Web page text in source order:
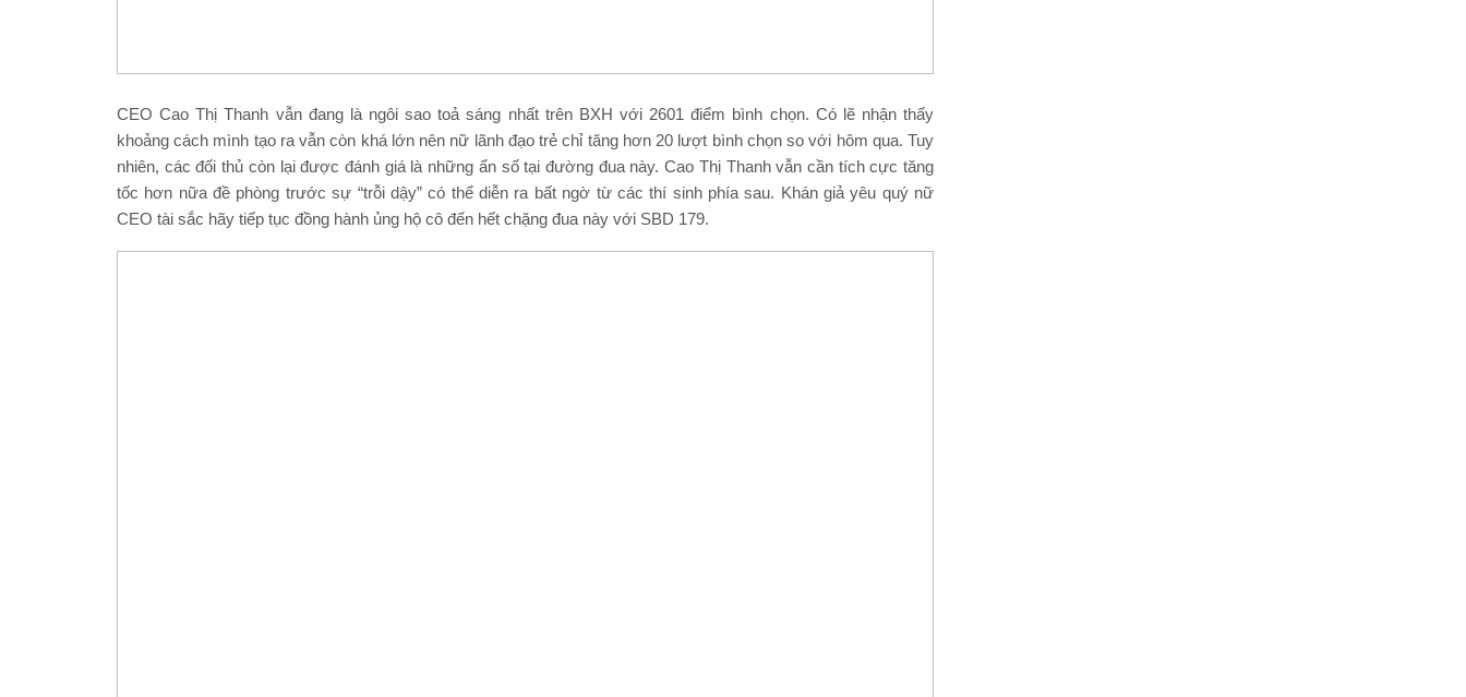
CEO Cao Thị Thanh vẫn đang là ngôi sao toả sáng nhất trên BXH với 2601 điểm bình chọn. Có lẽ nhận thấy
khoảng cách mình tạo ra vẫn còn khá lớn nên nữ lãnh đạo trẻ chỉ tăng hơn 20 lượt bình chọn so với hôm qua. Tuy
nhiên, các đối thủ còn lại được đánh giá là những ẩn số tại đường đua này. Cao Thị Thanh vẫn cần tích cực tăng
tốc hơn nữa đề phòng trước sự “trỗi dậy” có thể diễn ra bất ngờ từ các thí sinh phía sau. Khán giả yêu quý nữ
CEO tài sắc hãy tiếp tục đồng hành ủng hộ cô đến hết chặng đua này với SBD 179.